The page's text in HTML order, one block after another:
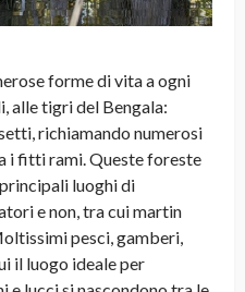
forme di vita a ogni
alle tigri del Bengala:
richiamando numerosi
i fitti rami. Queste foreste
luoghi di
e non, tra cui martin
pesci, gamberi,
il luogo ideale per